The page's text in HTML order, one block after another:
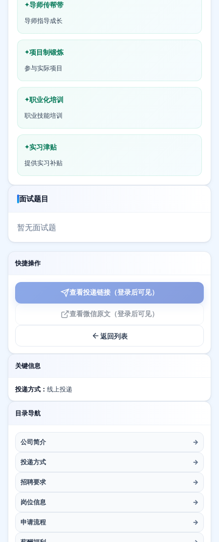
导师传帮带
导师指导成长
项目制锻炼
参与实际项目
职业化培训
职业技能培训
实习津贴
提供实习补贴
面试题目
暂无面试题
快捷操作
查看投递链接（登录后可见）
查看微信原文（登录后可见）
返回列表
关键信息
投递方式： 线上投递
目录导航
公司简介 →
投递方式 →
招聘要求 →
岗位信息 →
申请流程 →